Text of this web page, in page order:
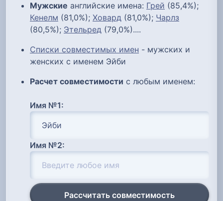
Мужские английские имена: Грей (85,4%);
Кенелм (81,0%); Ховард (81,0%); Чарлз
(80,5%); Этельред (79,0%)....
Списки совместимых имен - мужских и
женских с именем Эйби
Расчет совместимости с любым именем:
Имя №1:
Имя №2:
Рассчитать совместимость